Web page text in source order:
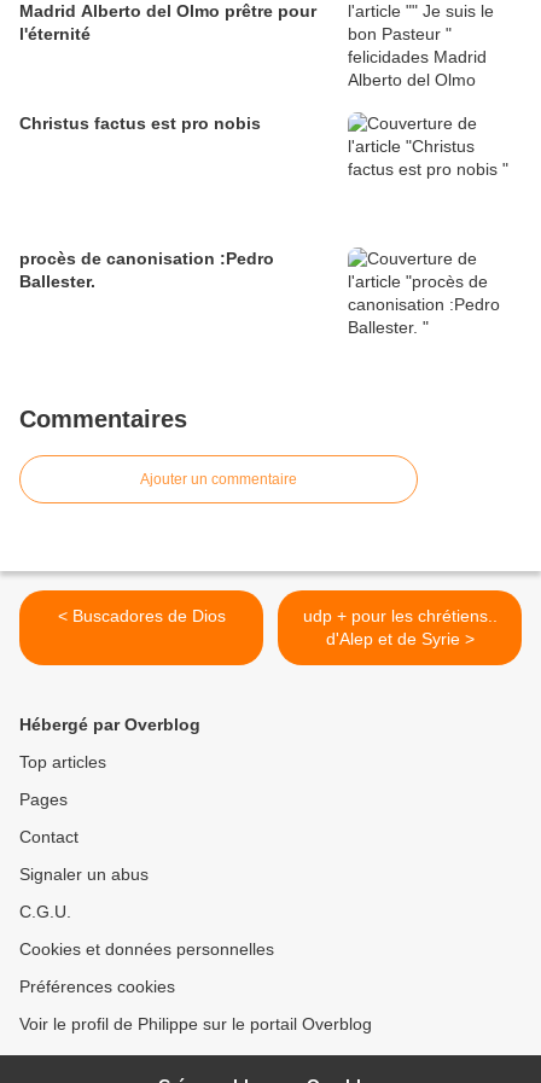
Madrid Alberto del Olmo prêtre pour
l'éternité
Christus factus est pro nobis
procès de canonisation :Pedro
Ballester.
Commentaires
Ajouter un commentaire
< Buscadores de Dios
udp + pour les chrétiens..
d'Alep et de Syrie >
Hébergé par Overblog
Top articles
Pages
Contact
Signaler un abus
C.G.U.
Cookies et données personnelles
Préférences cookies
Voir le profil de Philippe sur le portail Overblog